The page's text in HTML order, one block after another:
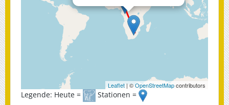
Leaflet | ©OpenStreetMapcontributors
Legende: Heute = Stationen =